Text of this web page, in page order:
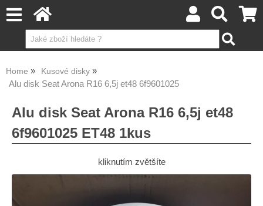
Home Kusové disky
Alu disk Seat Arona R16 6,5j et48 6f9601025
Alu disk Seat Arona R16 6,5j et48
6f9601025 ET48 1kus
kliknutím zvětšíte